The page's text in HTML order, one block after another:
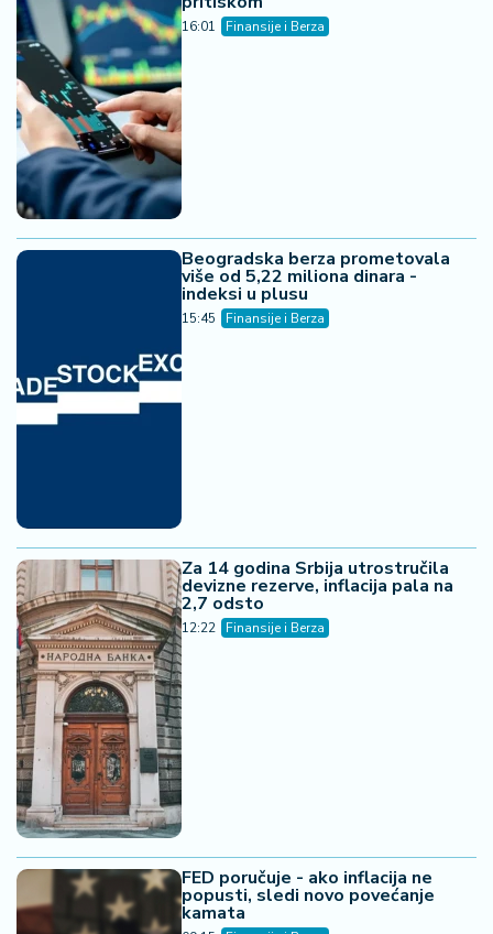
16:01 Finansije i Berza
Beogradska berza prometovala
više od 5,22 miliona dinara -
indeksi u plusu
15:45 Finansije i Berza
Za 14 godina Srbija utrostručila
devizne rezerve, inflacija pala na
2,7 odsto
12:22 Finansije i Berza
FED poručuje - ako inflacija ne
popusti, sledi novo povećanje
kamata